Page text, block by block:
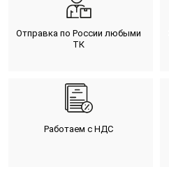
Отправка по России любыми
ТК
Работаем с НДС